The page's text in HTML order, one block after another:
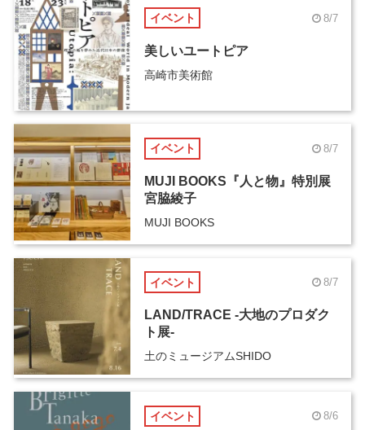
イベント 8/7
美しいユートピア
高崎市美術館
イベント 8/7
MUJI BOOKS『人と物』特別展
宮脇綾子
MUJI BOOKS
イベント 8/7
LAND/TRACE -大地のプロダク
ト展-
土のミュージアムSHIDO
イベント 8/6